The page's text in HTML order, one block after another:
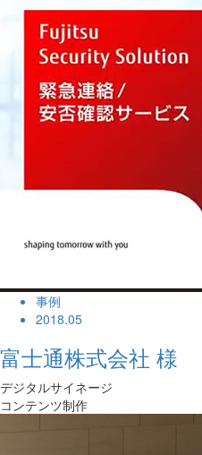
事例
2018.05
富士通株式会社 様
デジタルサイネージ
コンテンツ制作